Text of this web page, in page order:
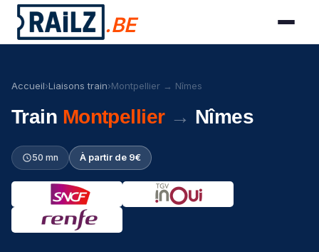
.BE
Accueil›Liaisons train›Montpellier → Nîmes
Train Montpellier → Nîmes
50 mn À partir de 9€